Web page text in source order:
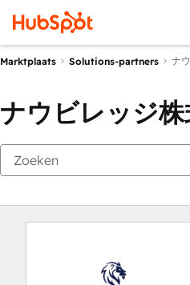
Marktplaats Solutions-partners ナ
ナウビレッジ